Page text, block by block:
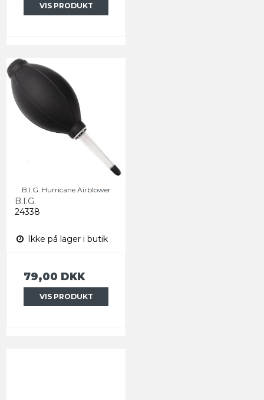
VIS PRODUKT
B.I.G. Hurricane Airblower
B.I.G.
24338
Ikke på lager i butik
79,00 DKK
VIS PRODUKT